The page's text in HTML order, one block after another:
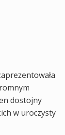
dostojny
w uroczysty